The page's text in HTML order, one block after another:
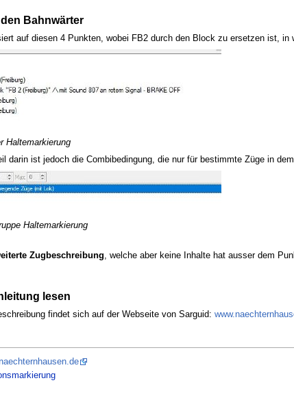
Bahnwärter
auf diesen 4 Punkten, wobei FB2 durch den Block zu ersetzen ist, in
Haltemarkierung
darin ist jedoch die Combibedingung, die nur für bestimmte Züge in
Haltemarkierung
Zugbeschreibung, welche aber keine Inhalte hat ausser dem
lesen
findet sich auf der Webseite von Sarguid: